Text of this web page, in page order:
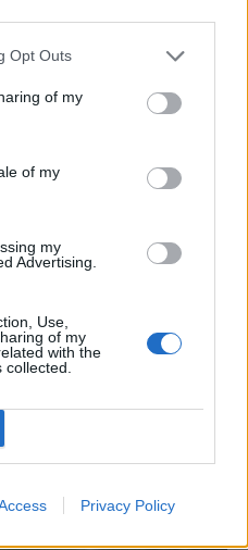
Opt Outs
of my
of my
my
Advertising.
Use,
of my
with the
Privacy Policy